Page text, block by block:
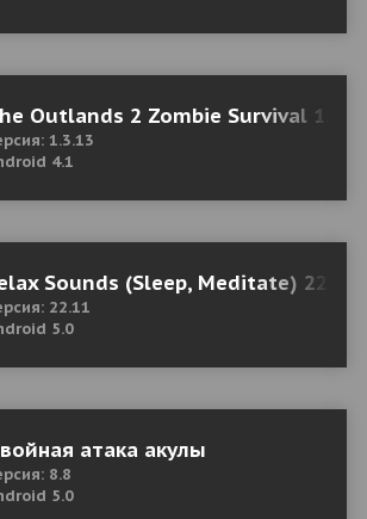
Outlands 2 Zombie Survival
1.3.13
4.1
Sounds (Sleep, Meditate) 22.11
22.11
5.0
атака акулы
8.8
5.0